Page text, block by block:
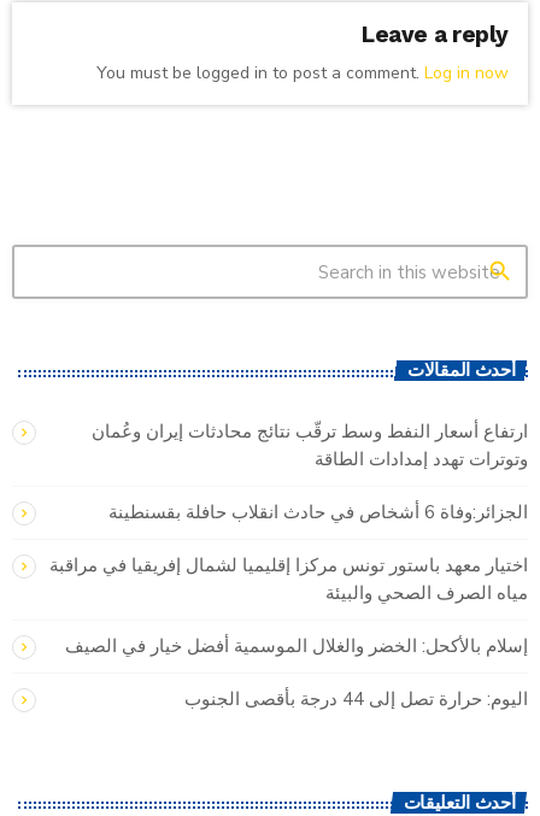
Leave a reply
You must be logged in to post a comment. Log in now
search
أحدث المقالات
ارتفاع أسعار النفط وسط ترقّب نتائج محادثات إيران وعُمان
وتوترات تهدد إمدادات الطاقة
الجزائر:وفاة 6 أشخاص في حادث انقلاب حافلة بقسنطينة
اختيار معهد باستور تونس مركزا إقليميا لشمال إفريقيا في مراقبة
مياه الصرف الصحي والبيئة
إسلام بالأكحل: الخضر والغلال الموسمية أفضل خيار في الصيف
اليوم: حرارة تصل إلى 44 درجة بأقصى الجنوب
أحدث التعليقات